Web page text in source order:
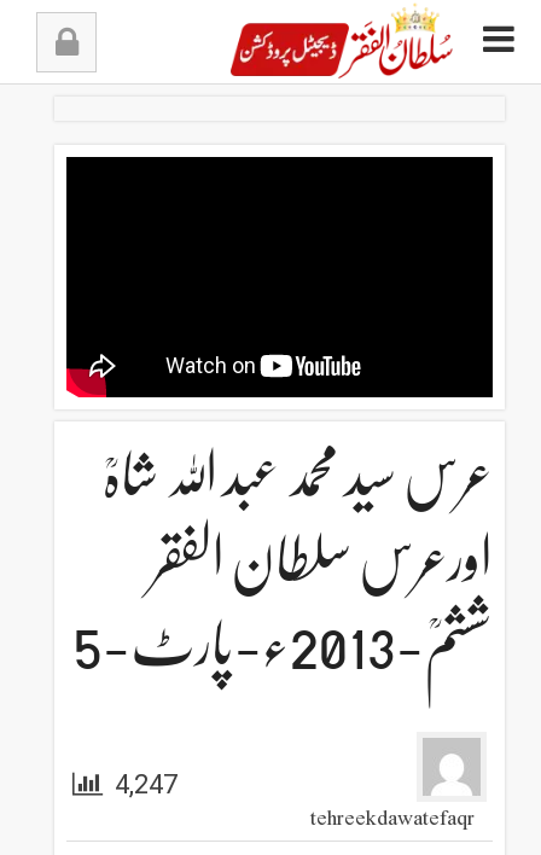
عرس سید محمد عبد اللہ شاہؒ
اورعرس سلطان الفقر
ششمؒ-2013ء-پارٹ-5
tehreekdawatefaqr
4,247